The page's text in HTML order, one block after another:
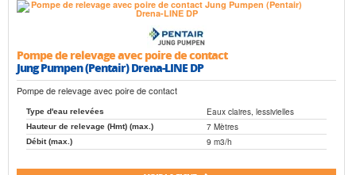
Pompe de relevage avec poire de contact
Jung Pumpen (Pentair) Drena-LINE DP
Pompe de relevage avec poire de contact
Type d'eau relevées Eaux claires, lessivielles
Hauteur de relevage (Hmt) (max.) 7 Mètres
Débit (max.) 9 m3/h